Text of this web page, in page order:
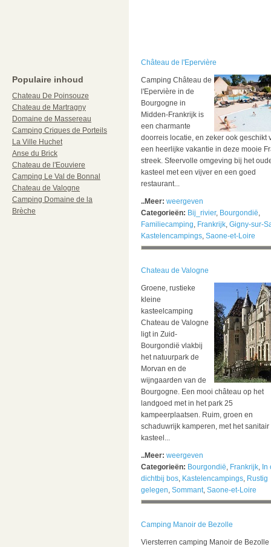
Populaire inhoud
Chateau De Poinsouze
Chateau de Martragny
Domaine de Massereau
Camping Criques de Porteils
La Ville Huchet
Anse du Brick
Chateau de l'Eouviere
Camping Le Val de Bonnal
Chateau de Valogne
Camping Domaine de la
Brèche
Château de l'Epervière
Camping Château de
l'Epervière in de
Bourgogne in
Midden-Frankrijk is
een charmante
doorreis locatie, en zeker ook geschikt
een heerlijke vakantie in deze mooie
streek. Sfeervolle omgeving bij het
kasteel met een vijver en een goed
restaurant...
..Meer: weergeven
Categorieën: Bij_rivier, Bourgondië,
Familiecamping, Frankrijk, Gigny-sur-
Kastelencampings, Saone-et-Loire
Chateau de Valogne
Groene, rustieke
kleine
kasteelcamping
Chateau de Valogne
ligt in Zuid-
Bourgondië vlakbij
het natuurpark de
Morvan en de
wijngaarden van de
Bourgogne. Een mooi château op het
landgoed met in het park 25
kampeerplaatsen. Ruim, groen en
schaduwrijk kamperen, met het sanitair
kasteel...
..Meer: weergeven
Categorieën: Bourgondië, Frankrijk, In
dichtbij bos, Kastelencampings, Rustig
gelegen, Sommant, Saone-et-Loire
Camping Manoir de Bezolle
Viersterren camping Manoir de Bezolle